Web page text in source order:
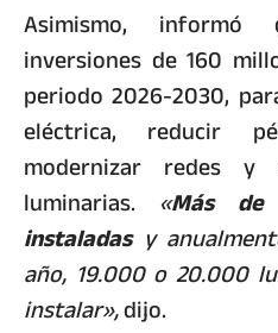
Asimismo,
inversiones de 160
periodo 2026-2030,
eléctrica, reducir
modernizar redes y
luminarias. «Más de
instaladasy
año, 19.000 o 20.000
instalar»,dijo.